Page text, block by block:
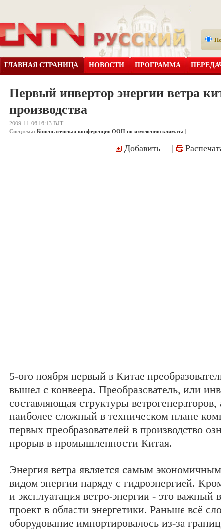
ГЛАВНАЯ СТРАНИЦА НОВОСТИ ПРОГРАММА
Первый инвертор энергии ветра
производства
2009-11-06 16:13 BJT
Спецтема: Копенгагенская конференция ООН по изменению климата |
Добавить |
5-ого ноября первый в Китае
вышел с конвеера. Преобразователь, или
составляющая структуры
наиболее сложный в техническом плане
первых преобразователей в производство
прорыв в промышленности Китая.
Энергия ветра является самым
видом энергии наряду с гидроэнергией.
и эксплуатация ветро-энергии - это важный
проект в области энергетики. Раньше всё
оборудование импортировалось из-за